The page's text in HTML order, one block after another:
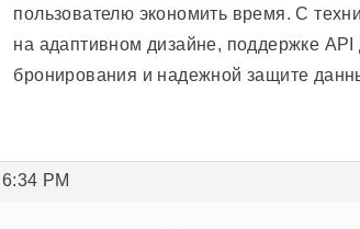
пользователю экономить время. С
на адаптивном дизайне, поддержке API
бронирования и надежной защите
PM